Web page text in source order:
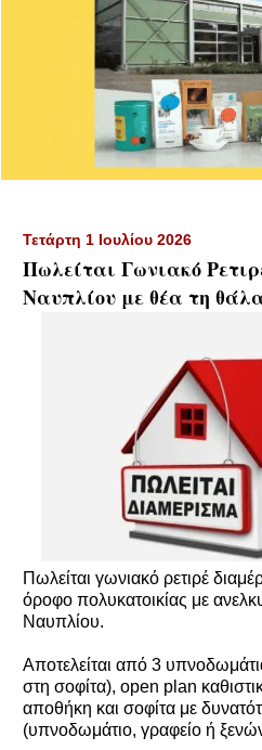
Τετάρτη 1 Ιουλίου 2026
Πωλείται Γωνιακό
Ναυπλίου με θέα τη
Πωλείται γωνιακό ρετιρέ
όροφο πολυκατοικίας με
Ναυπλίου.
Αποτελείται από 3
στη σοφίτα), open plan
αποθήκη και σοφίτα με
(υπνοδωμάτιο, γραφείο ή